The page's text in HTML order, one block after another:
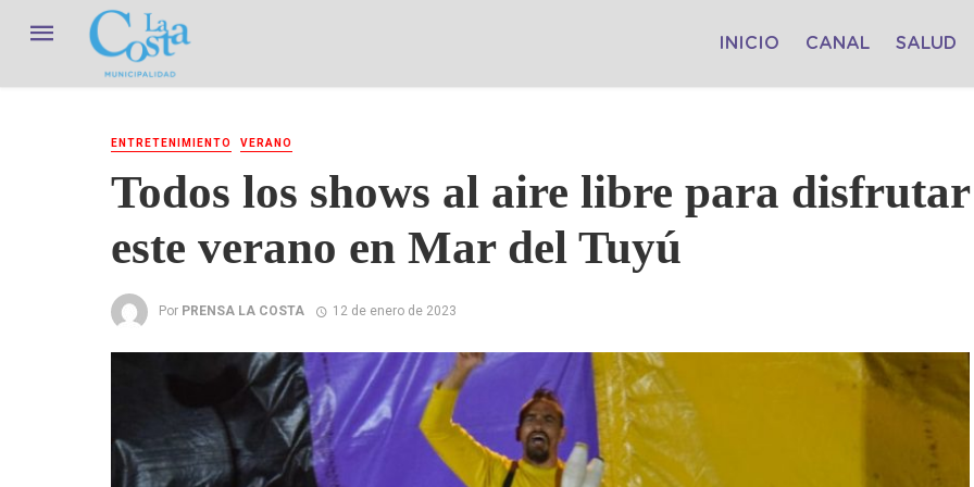
INICIO CANAL SALUD
ENTRETENIMIENTO VERANO
Todos los shows al aire libre para disfrutar
este verano en Mar del Tuyú
Por PRENSA LA COSTA 12 de enero de 2023